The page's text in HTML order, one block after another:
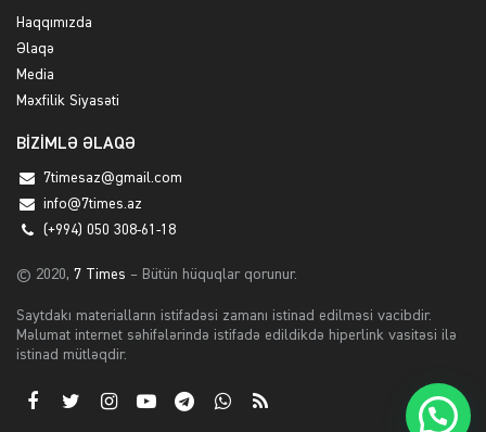
Haqqımızda
Əlaqə
Media
Məxfilik Siyasəti
BİZİMLƏ ƏLAQƏ
7timesaz@gmail.com
info@7times.az
(+994) 050 308-61-18
© 2020, 7 Times – Bütün hüquqlar qorunur.
Saytdakı materialların istifadəsi zamanı istinad edilməsi vacibdir.
Məlumat internet səhifələrində istifadə edildikdə hiperlink vasitəsi ilə
istinad mütləqdir.